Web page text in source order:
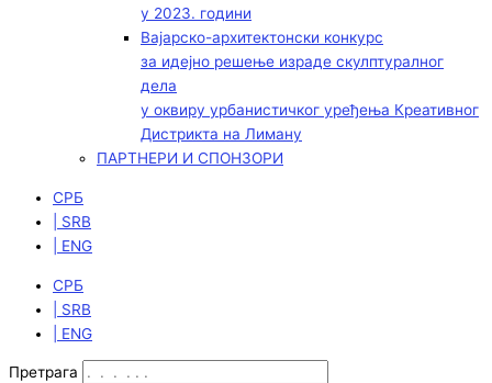
у 2023. години
Вајарско-архитектонски конкурс
за идејно решење израде скулптуралног
дела
у оквиру урбанистичког уређења Креативног
Дистрикта на Лиману
ПАРТНЕРИ И СПОНЗОРИ
СРБ
| SRB
| ENG
СРБ
| SRB
| ENG
Претрага